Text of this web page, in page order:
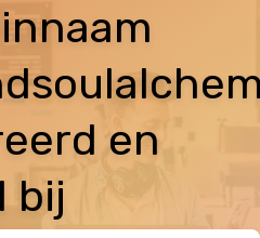
en
bij